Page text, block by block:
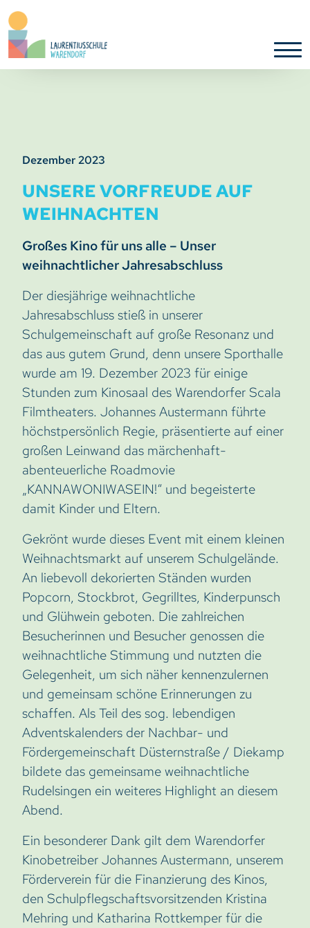
Dezember 2023
UNSERE VORFREUDE AUF
WEIHNACHTEN
Großes Kino für uns alle – Unser
weihnachtlicher Jahresabschluss
Der diesjährige weihnachtliche
Jahresabschluss stieß in unserer
Schulgemeinschaft auf große Resonanz und
das aus gutem Grund, denn unsere Sporthalle
wurde am 19. Dezember 2023 für einige
Stunden zum Kinosaal des Warendorfer Scala
Filmtheaters. Johannes Austermann führte
höchstpersönlich Regie, präsentierte auf einer
großen Leinwand das märchenhaft-
abenteuerliche Roadmovie
„KANNAWONIWASEIN!“ und begeisterte
damit Kinder und Eltern.
Gekrönt wurde dieses Event mit einem kleinen
Weihnachtsmarkt auf unserem Schulgelände.
An liebevoll dekorierten Ständen wurden
Popcorn, Stockbrot, Gegrilltes, Kinderpunsch
und Glühwein geboten. Die zahlreichen
Besucherinnen und Besucher genossen die
weihnachtliche Stimmung und nutzten die
Gelegenheit, um sich näher kennenzulernen
und gemeinsam schöne Erinnerungen zu
schaffen. Als Teil des sog. lebendigen
Adventskalenders der Nachbar- und
Fördergemeinschaft Düsternstraße / Diekamp
bildete das gemeinsame weihnachtliche
Rudelsingen ein weiteres Highlight an diesem
Abend.
Ein besonderer Dank gilt dem Warendorfer
Kinobetreiber Johannes Austermann, unserem
Förderverein für die Finanzierung des Kinos,
den Schulpflegschaftsvorsitzenden Kristina
Mehring und Katharina Rottkemper für die